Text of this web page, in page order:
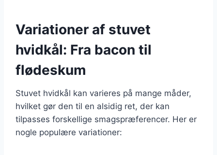
Variationer af stuvet
hvidkål: Fra bacon til
flødeskum
Stuvet hvidkål kan varieres på mange måder,
hvilket gør den til en alsidig ret, der kan
tilpasses forskellige smagspræferencer. Her er
nogle populære variationer: